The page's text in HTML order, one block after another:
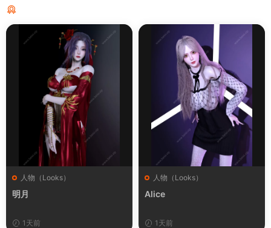
人物（Looks）
明月
1天前
人物（Looks）
Alice
1天前